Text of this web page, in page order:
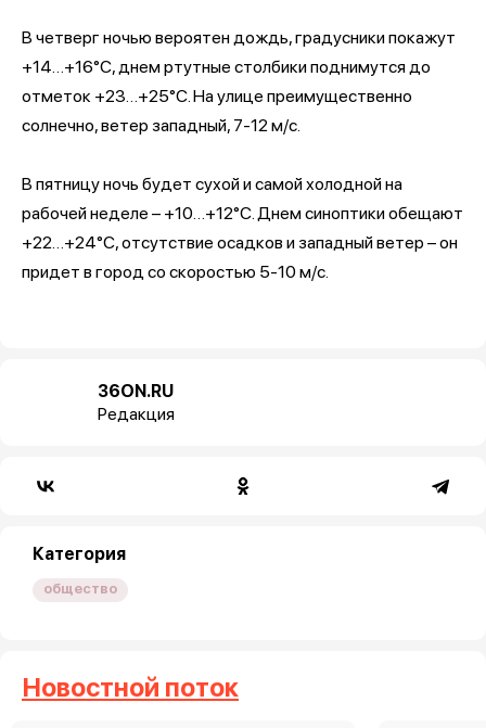
В четверг ночью вероятен дождь, градусники покажут
+14…+16°С, днем ртутные столбики поднимутся до
отметок +23…+25°С. На улице преимущественно
солнечно, ветер западный, 7-12 м/с.
В пятницу ночь будет сухой и самой холодной на
рабочей неделе – +10…+12°С. Днем синоптики обещают
+22…+24°С, отсутствие осадков и западный ветер – он
придет в город со скоростью 5-10 м/с.
36ON.RU
Редакция
Категория
общество
Новостной поток